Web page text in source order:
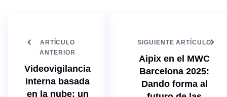
ARTÍCULO
ANTERIOR
Videovigilancia
interna basada
en la nube: un
SIGUIENTE ARTÍCULO
Aipix en el MWC
Barcelona 2025:
Dando forma al